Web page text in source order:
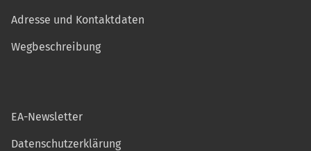
Adresse und Kontaktdaten
Wegbeschreibung
EA-Newsletter
Datenschutzerklärung